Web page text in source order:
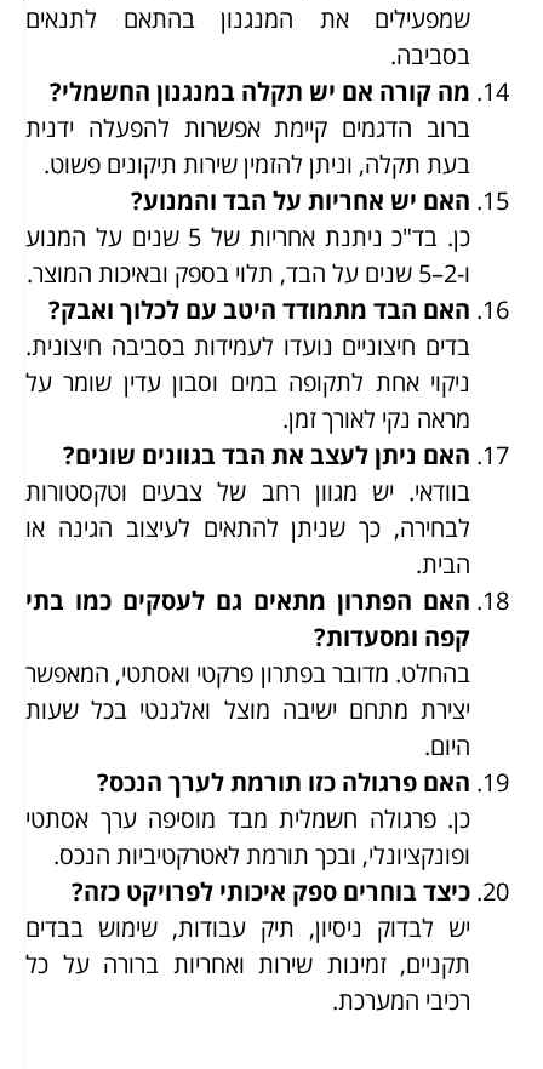
שמפעילים את המנגנון בהתאם לתנאים
בסביבה.
מה קורה אם יש תקלה במנגנון החשמלי?
ברוב הדגמים קיימת אפשרות להפעלה ידנית
בעת תקלה, וניתן להזמין שירות תיקונים פשוט.
האם יש אחריות על הבד והמנוע?
כן. בד"כ ניתנת אחריות של 5 שנים על המנוע
ו-2–5 שנים על הבד, תלוי בספק ובאיכות המוצר.
האם הבד מתמודד היטב עם לכלוך ואבק?
בדים חיצוניים נועדו לעמידות בסביבה חיצונית.
ניקוי אחת לתקופה במים וסבון עדין שומר על
מראה נקי לאורך זמן.
האם ניתן לעצב את הבד בגוונים שונים?
בוודאי. יש מגוון רחב של צבעים וטקסטורות
לבחירה, כך שניתן להתאים לעיצוב הגינה או
הבית.
האם הפתרון מתאים גם לעסקים כמו בתי
קפה ומסעדות?
בהחלט. מדובר בפתרון פרקטי ואסתטי, המאפשר
יצירת מתחם ישיבה מוצל ואלגנטי בכל שעות
היום.
האם פרגולה כזו תורמת לערך הנכס?
כן. פרגולה חשמלית מבד מוסיפה ערך אסתטי
ופונקציונלי, ובכך תורמת לאטרקטיביות הנכס.
כיצד בוחרים ספק איכותי לפרויקט כזה?
יש לבדוק ניסיון, תיק עבודות, שימוש בבדים
תקניים, זמינות שירות ואחריות ברורה על כל
רכיבי המערכת.